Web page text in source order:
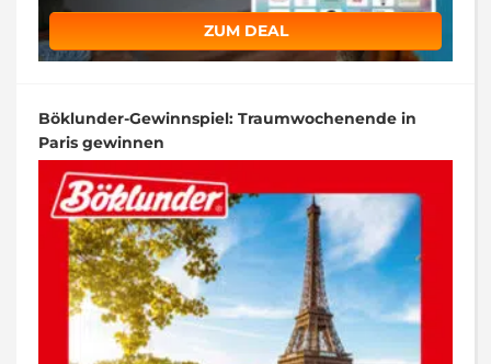
ZUM DEAL
Böklunder-Gewinnspiel: Traumwochenende in
Paris gewinnen